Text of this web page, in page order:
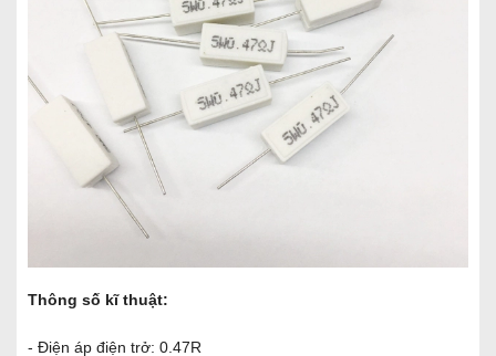
Thông số kĩ thuật:
- Điện áp điện trở: 0.47R